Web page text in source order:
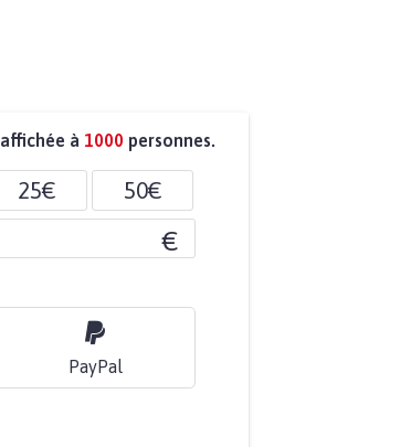
affichée à 1000 personnes.
25€ 50€
€
PayPal